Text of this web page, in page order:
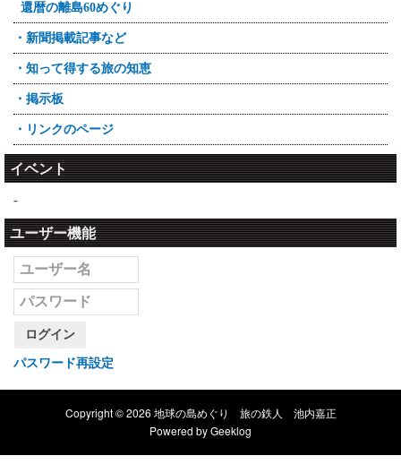
還暦の離島60めぐり
・新聞掲載記事など
・知って得する旅の知恵
・掲示板
・リンクのページ
イベント
-
ユーザー機能
ログイン
パスワード再設定
Copyright © 2026 地球の島めぐり 旅の鉄人 池内嘉正
Powered byGeeklog